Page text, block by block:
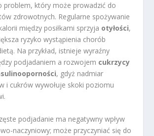
problem, który może prowadzić do
zdrowotnych. Regularne spożywanie
między posiłkami sprzyja otyłości,
ryzyko wystąpienia chorób
Na przykład, istnieje wyraźny
podjadaniem a rozwojem cukrzycy
, gdyż nadmiar
i cukrów wywołuje skoki poziomu
podjadanie ma negatywny wpływ
naczyniowy; może przyczyniać się do